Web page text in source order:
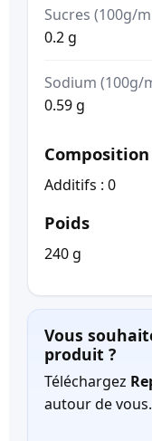
Sucres (100g/
0.2 g
Sodium (100g/
0.59 g
Composition
Additifs : 0
Poids
240 g
Vous
produit ?
Téléchargez
autour de vous.